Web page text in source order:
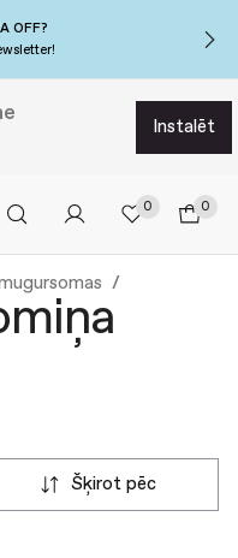
OFF?
instalēt
0 0
šķirot pēc